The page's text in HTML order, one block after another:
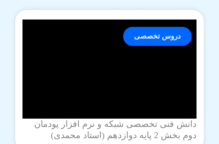
دانش فنی تخصصی شبکه و نرم افزار پودمان
دوم بخش 2 پایه دوازدهم (استاد محمدی)
دروس تخصصی